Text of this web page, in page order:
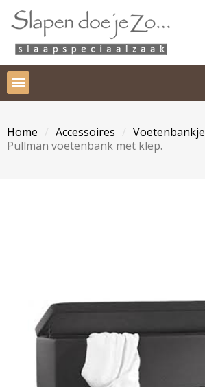
Home Accessoires
Voetenbankje
Pullman voetenbank met klep.